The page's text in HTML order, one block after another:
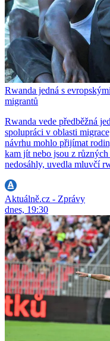
Rwanda jedná s
migrantů
Rwanda vede předběžná
spolupráci v oblasti
návrhu mohlo přijímat
kam jít nebo jsou z
nedosáhly, uvedla mluvčí
Aktuálně.cz - Zprávy
dnes, 19:30